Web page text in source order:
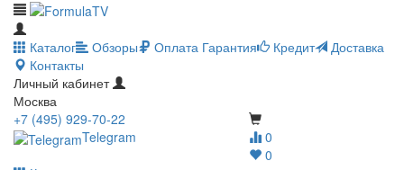
Каталог Обзоры Оплата Гарантия Кредит
Доставка
Контакты
Личный кабинет
Москва
0
0
+7 (495) 929-70-22
Telegram